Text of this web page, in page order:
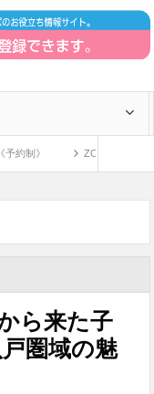
制》 ZOOMで繋がる！
ら来た子
圏域の魅